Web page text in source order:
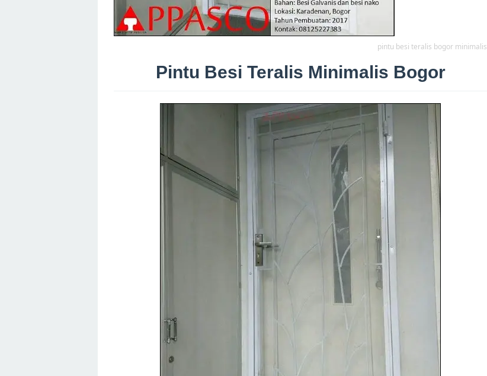
pintu besi teralis bogor minimalis
Pintu Besi Teralis Minimalis Bogor